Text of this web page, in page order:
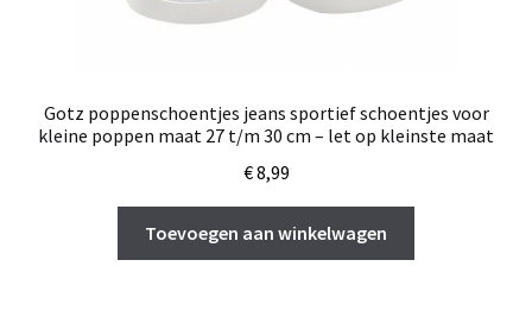
Gotz poppenschoentjes jeans sportief schoentjes voor
kleine poppen maat 27 t/m 30 cm – let op kleinste maat
€8,99
Toevoegen aan winkelwagen